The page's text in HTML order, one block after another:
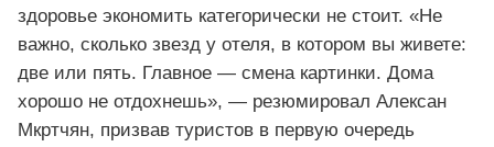
здоровье экономить категорически не стоит. «Не
важно, сколько звезд у отеля, в котором вы живете:
две или пять. Главное — смена картинки. Дома
хорошо не отдохнешь», — резюмировал Алексан
Мкртчян, призвав туристов в первую очередь